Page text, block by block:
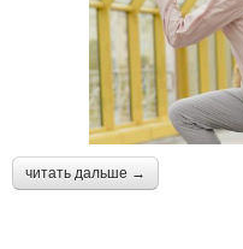
читать дальше →